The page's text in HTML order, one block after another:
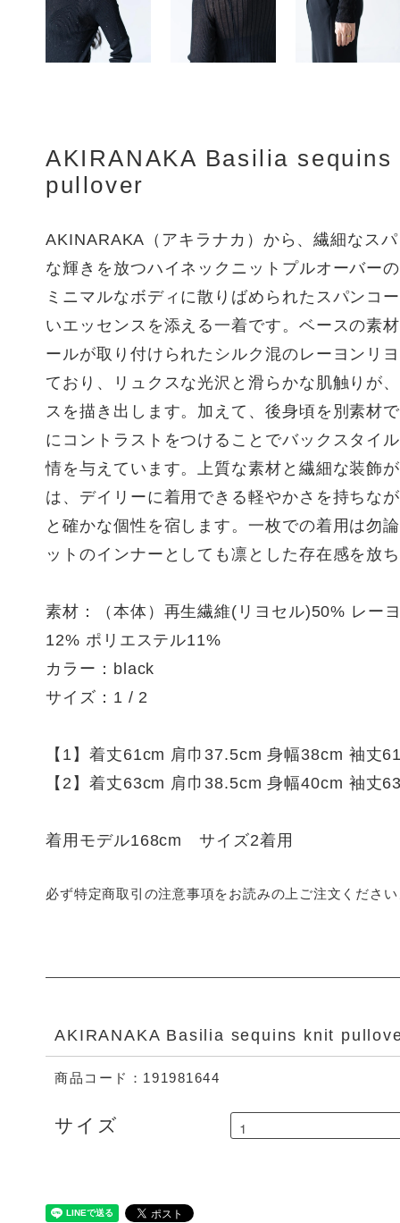
AKIRANAKA Basilia
pullover
AKINARAKA（アキラナカ）から、繊細なス
な輝きを放つハイネックニットプルオーバー
ミニマルなボディに散りばめられたスパンコ
いエッセンスを添える一着です。ベースの素
ールが取り付けられたシルク混のレーヨンリ
ており、リュクスな光沢と滑らかな肌触りが
スを描き出します。加えて、後身頃を別素材
にコントラストをつけることでバックスタイ
情を与えています。上質な素材と繊細な装飾
は、デイリーに着用できる軽やかさを持ちな
と確かな個性を宿します。一枚での着用は勿
ットのインナーとしても凛とした存在感を放
素材：（本体）再生繊維(リヨセル)50% レー
12% ポリエステル11%
カラー：black
サイズ：1 / 2
【1】着丈61cm 肩巾37.5cm 身幅38cm 袖丈
【2】着丈63cm 肩巾38.5cm 身幅40cm 袖丈
着用モデル168cm サイズ2着用
必ず特定商取引の注意事項をお読みの上ご注文くださ
AKIRANAKA Basilia sequins knit
商品コード：191981644
サイズ